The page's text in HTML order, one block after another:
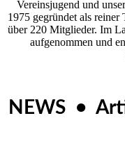
Vereinsjugend und
1975 gegründet als
über 220 Mitglieder. Im
aufgenommen und
NEWS •